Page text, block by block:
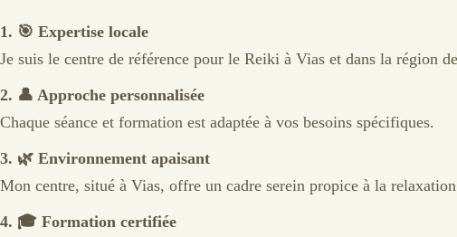
1. 🎯 Expertise locale
Je suis le centre de référence pour le Reiki à Vias et dans la région
2. 👤 Approche personnalisée
Chaque séance et formation est adaptée à vos besoins spécifiques.
3. 🌿 Environnement apaisant
Mon centre, situé à Vias, offre un cadre serein propice à la relaxation
4. 🎓 Formation certifiée